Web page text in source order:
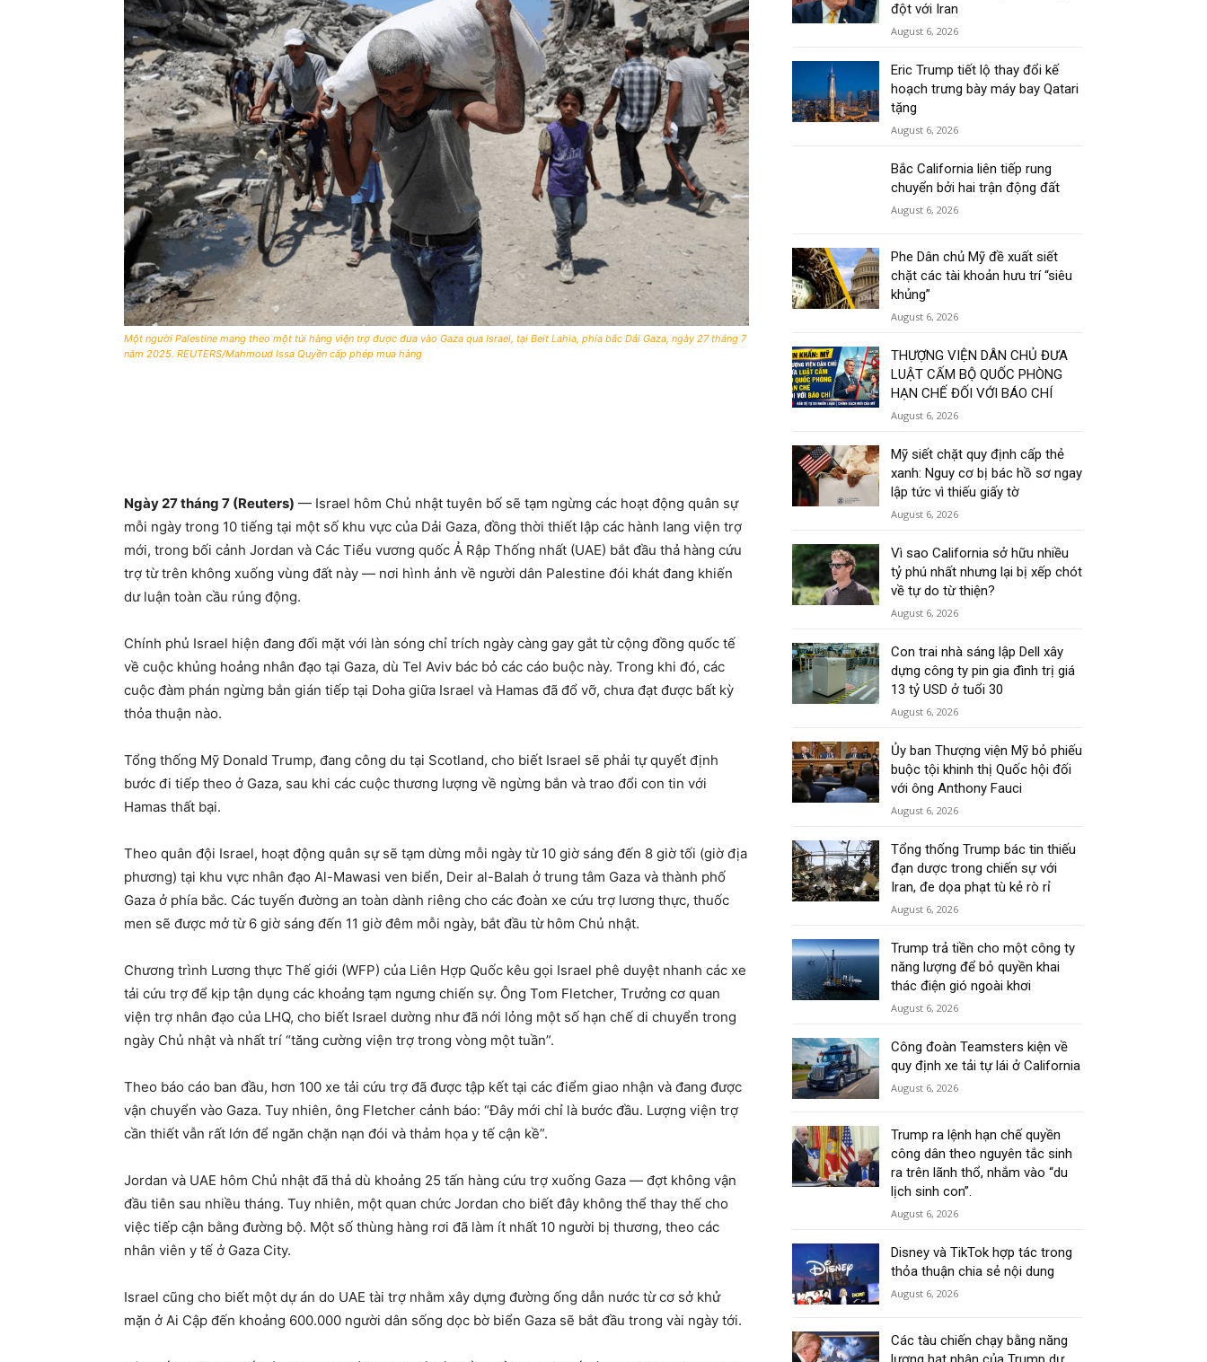
Một người Palestine mang theo một túi hàng viện trợ được đưa vào Gaza qua Israel, tại Beit Lahia, phía bắc Dải Gaza, ngày 27 tháng 7
năm 2025. REUTERS/Mahmoud Issa Quyền cấp phép mua hàng
Ngày 27 tháng 7 (Reuters) — Israel hôm Chủ nhật tuyên bố sẽ tạm ngừng các hoạt động quân sự
mỗi ngày trong 10 tiếng tại một số khu vực của Dải Gaza, đồng thời thiết lập các hành lang viện trợ
mới, trong bối cảnh Jordan và Các Tiểu vương quốc Ả Rập Thống nhất (UAE) bắt đầu thả hàng cứu
trợ từ trên không xuống vùng đất này — nơi hình ảnh về người dân Palestine đói khát đang khiến
dư luận toàn cầu rúng động.
Chính phủ Israel hiện đang đối mặt với làn sóng chỉ trích ngày càng gay gắt từ cộng đồng quốc tế
về cuộc khủng hoảng nhân đạo tại Gaza, dù Tel Aviv bác bỏ các cáo buộc này. Trong khi đó, các
cuộc đàm phán ngừng bắn gián tiếp tại Doha giữa Israel và Hamas đã đổ vỡ, chưa đạt được bất kỳ
thỏa thuận nào.
Tổng thống Mỹ Donald Trump, đang công du tại Scotland, cho biết Israel sẽ phải tự quyết định
bước đi tiếp theo ở Gaza, sau khi các cuộc thương lượng về ngừng bắn và trao đổi con tin với
Hamas thất bại.
Theo quân đội Israel, hoạt động quân sự sẽ tạm dừng mỗi ngày từ 10 giờ sáng đến 8 giờ tối (giờ địa
phương) tại khu vực nhân đạo Al-Mawasi ven biển, Deir al-Balah ở trung tâm Gaza và thành phố
Gaza ở phía bắc. Các tuyến đường an toàn dành riêng cho các đoàn xe cứu trợ lương thực, thuốc
men sẽ được mở từ 6 giờ sáng đến 11 giờ đêm mỗi ngày, bắt đầu từ hôm Chủ nhật.
Chương trình Lương thực Thế giới (WFP) của Liên Hợp Quốc kêu gọi Israel phê duyệt nhanh các xe
tải cứu trợ để kịp tận dụng các khoảng tạm ngưng chiến sự. Ông Tom Fletcher, Trưởng cơ quan
viện trợ nhân đạo của LHQ, cho biết Israel dường như đã nới lỏng một số hạn chế di chuyển trong
ngày Chủ nhật và nhất trí “tăng cường viện trợ trong vòng một tuần”.
Theo báo cáo ban đầu, hơn 100 xe tải cứu trợ đã được tập kết tại các điểm giao nhận và đang được
vận chuyển vào Gaza. Tuy nhiên, ông Fletcher cảnh báo: “Đây mới chỉ là bước đầu. Lượng viện trợ
cần thiết vẫn rất lớn để ngăn chặn nạn đói và thảm họa y tế cận kề”.
Jordan và UAE hôm Chủ nhật đã thả dù khoảng 25 tấn hàng cứu trợ xuống Gaza — đợt không vận
đầu tiên sau nhiều tháng. Tuy nhiên, một quan chức Jordan cho biết đây không thể thay thế cho
việc tiếp cận bằng đường bộ. Một số thùng hàng rơi đã làm ít nhất 10 người bị thương, theo các
nhân viên y tế ở Gaza City.
Israel cũng cho biết một dự án do UAE tài trợ nhằm xây dựng đường ống dẫn nước từ cơ sở khử
mặn ở Ai Cập đến khoảng 600.000 người dân sống dọc bờ biển Gaza sẽ bắt đầu trong vài ngày tới.
đột với Iran
August 6, 2026
Eric Trump tiết lộ thay đổi kế
hoạch trưng bày máy bay Qatari
tặng
August 6, 2026
Bắc California liên tiếp rung
chuyển bởi hai trận động đất
August 6, 2026
Phe Dân chủ Mỹ đề xuất siết
chặt các tài khoản hưu trí “siêu
khủng”
August 6, 2026
THƯỢNG VIỆN DÂN CHỦ ĐƯA
LUẬT CẤM BỘ QUỐC PHÒNG
HẠN CHẾ ĐỐI VỚI BÁO CHÍ
August 6, 2026
Mỹ siết chặt quy định cấp thẻ
xanh: Nguy cơ bị bác hồ sơ ngay
lập tức vì thiếu giấy tờ
August 6, 2026
Vì sao California sở hữu nhiều
tỷ phú nhất nhưng lại bị xếp chót
về tự do từ thiện?
August 6, 2026
Con trai nhà sáng lập Dell xây
dựng công ty pin gia đình trị giá
13 tỷ USD ở tuổi 30
August 6, 2026
Ủy ban Thượng viện Mỹ bỏ phiếu
buộc tội khinh thị Quốc hội đối
với ông Anthony Fauci
August 6, 2026
Tổng thống Trump bác tin thiếu
đạn dược trong chiến sự với
Iran, đe dọa phạt tù kẻ rò rỉ
August 6, 2026
Trump trả tiền cho một công ty
năng lượng để bỏ quyền khai
thác điện gió ngoài khơi
August 6, 2026
Công đoàn Teamsters kiện về
quy định xe tải tự lái ở California
August 6, 2026
Trump ra lệnh hạn chế quyền
công dân theo nguyên tắc sinh
ra trên lãnh thổ, nhắm vào “du
lịch sinh con”.
August 6, 2026
Disney và TikTok hợp tác trong
thỏa thuận chia sẻ nội dung
August 6, 2026
Các tàu chiến chạy bằng năng